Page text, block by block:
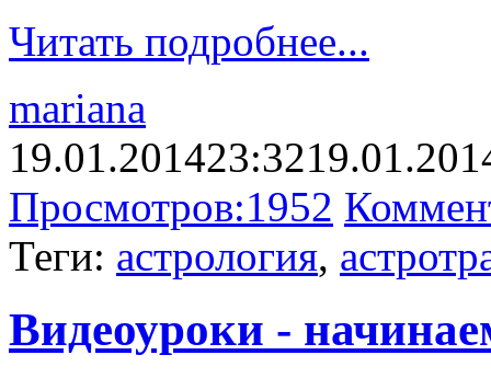
Читать подробнее...
mariana
19.01.201423:32
Просмотров:1952
Теги: астрология,
Видеоуроки -